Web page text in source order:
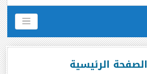
الصفحة الرئيسية